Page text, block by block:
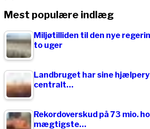
Mest populære indlæg
Miljøtilliden til den nye
to uger
Landbruget har sine
centralt…
Rekordoverskud på 73 mio.
mægtigste…